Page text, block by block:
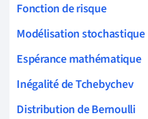
Fonction de risque
Modélisation stochastique
Espérance mathématique
Inégalité de Tchebychev
Distribution de Bernoulli